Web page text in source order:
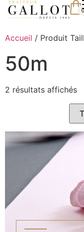
Accueil / Produit
50m
2 résultats affichés